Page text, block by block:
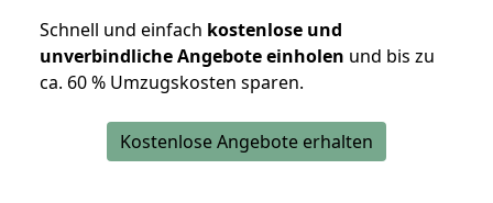
Schnell und einfach kostenlose und
unverbindliche Angebote einholen und bis zu
ca. 60 % Umzugskosten sparen.
Kostenlose Angebote erhalten